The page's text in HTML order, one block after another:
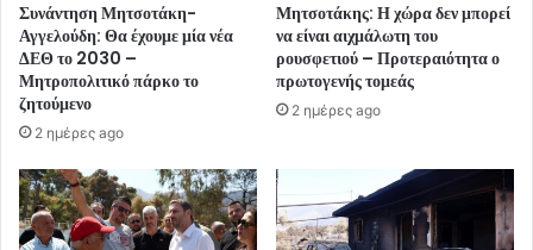
Συνάντηση Μητσοτάκη-
Αγγελούδη: Θα έχουμε μία νέα
ΔΕΘ το 2030 –
Μητροπολιτικό πάρκο το
ζητούμενο
2 ημέρες ago
Μητσοτάκης: Η χώρα δεν μπορεί
να είναι αιχμάλωτη του
ρουσφετιού – Προτεραιότητα ο
πρωτογενής τομεάς
2 ημέρες ago